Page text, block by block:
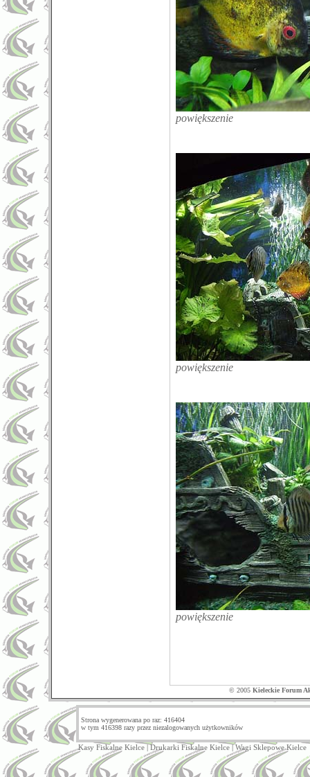
powiększenie
powiększenie
powiększenie
© 2005 Kieleckie Forum
Strona wygenerowana po raz: 416404
w tym 416398 razy przez niezalogowanych użytkowników
Kasy Fiskalne Kielce|Drukarki Fiskalne Kielce|Wagi Sklepowe Kielce